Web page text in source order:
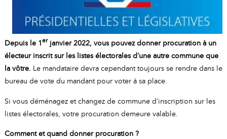
Depuis le 1er janvier 2022, vous pouvez donner procuration à un
électeur inscrit sur les listes électorales d’une autre commune que
la vôtre. Le mandataire devra cependant toujours se rendre dans le
bureau de vote du mandant pour voter à sa place.
Si vous déménagez et changez de commune d’inscription sur les
listes électorales, votre procuration demeure valable.
Comment et quand donner procuration ?